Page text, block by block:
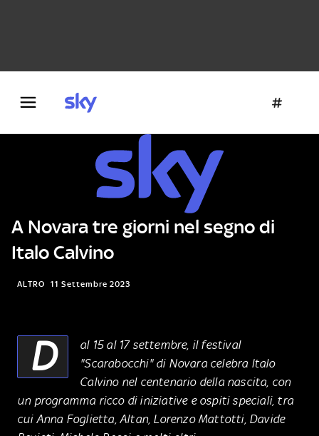
A Novara tre giorni nel segno di
Italo Calvino
ALTRO 11 Settembre 2023
D
al 15 al 17 settembre, il festival
"Scarabocchi" di Novara celebra Italo
Calvino nel centenario della nascita, con
un programma ricco di iniziative e ospiti speciali, tra
cui Anna Foglietta, Altan, Lorenzo Mattotti, Davide